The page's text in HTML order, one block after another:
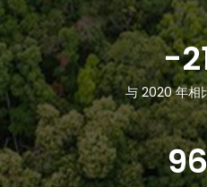
-
与 2020 年相